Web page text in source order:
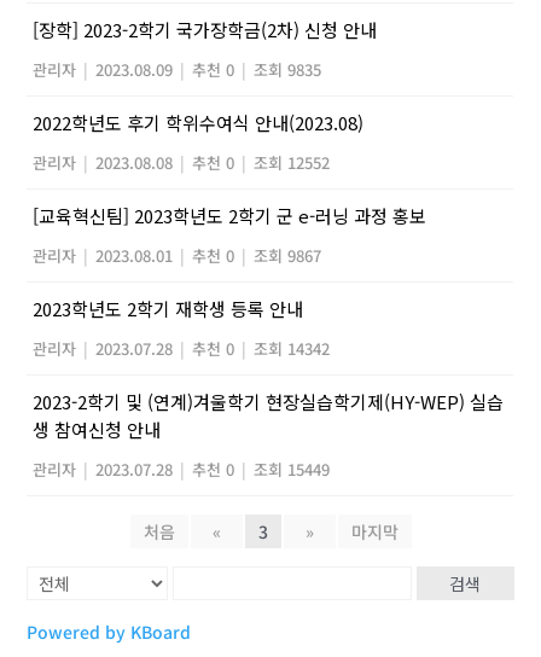
[장학] 2023-2학기 국가장학금(2차) 신청 안내
관리자 | 2023.08.09 | 추천 0 | 조회 9835
2022학년도 후기 학위수여식 안내(2023.08)
관리자 | 2023.08.08 | 추천 0 | 조회 12552
[교육혁신팀] 2023학년도 2학기 군 e-러닝 과정 홍보
관리자 | 2023.08.01 | 추천 0 | 조회 9867
2023학년도 2학기 재학생 등록 안내
관리자 | 2023.07.28 | 추천 0 | 조회 14342
2023-2학기 및 (연계)겨울학기 현장실습학기제(HY-WEP) 실습
생 참여신청 안내
관리자 | 2023.07.28 | 추천 0 | 조회 15449
처음 « 3 » 마지막
검색
Powered by KBoard